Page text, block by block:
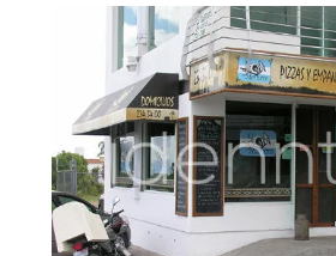
Restaurante El